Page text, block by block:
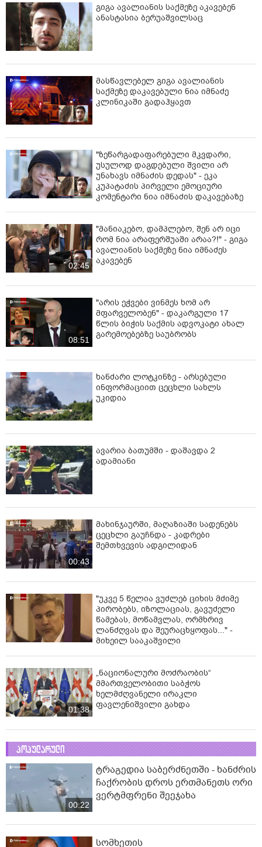
გიგა ავალიანის საქმეზე აკავებენ
ანასტასია ბერუაშვილსაც
მასწავლებელ გიგა ავალიანის
საქმეზე დაკავებული ნია იმნაძე
კლინიკაში გადაჰყავთ
"ზეწარგადაფარებული მკვდარი,
უსულოდ დაგდებული შვილი არ
უნახავს იმნაძის დედას" - ეკა
კუპატაძის პირველი ემოციური
კომენტარი ნია იმნაძის დაკავებაზე
02:45
"მანიაკებო, დამპლებო, შენ არ იცი
რომ ნია არაფერშუაში არაა?!" - გიგა
ავალიანის საქმეზე ნია იმნაძეს
აკავებენ
08:51
"არის ეჭვები ვინმეს ხომ არ
მფარველობენ" - დაკარგული 17
წლის ბიჭის საქმის ადვოკატი ახალ
გარემოებებზე საუბრობს
ხანძარი ლოტკინზე - არსებული
ინფორმაციით ცეცხლი სახლს
უკიდია
ავარია ბათუმში - დაშავდა 2
ადამიანი
00:43
მახინჯაურში, მაღაზიაში სადენებს
ცეცხლი გაუჩნდა - კადრები
შემთხვევის ადგილიდან
"უკვე 5 წელია ვუძლებ ციხის მძიმე
პირობებს, იზოლაციას, გავუძელი
წამებას, მოწამვლას, ორმხრივ
ლანძღვას და შეურაცხყოფას..." -
მიხეილ სააკაშვილი
01:38
„ნაციონალური მოძრაობის“
მმართველობითი საბჭოს
ხელმძღვანელი ირაკლი
ფავლენიშვილი გახდა
პოპულარული
00:22
ტრაგედია საბერძნეთში - ხანძრის
ჩაქრობის დროს ერთმანეთს ორი
ვერტმფრენი შეეჯახა
სომხეთის